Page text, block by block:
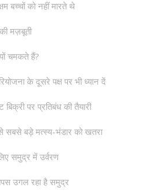
बच्चों को नहीं मारते थे
मज़बूती
चमकते हैं?
के दूसरे पक्ष पर भी ध्यान दें
पर प्रतिबंध की तैयारी
सबसे बड़े मत्स्य-भंडार को खतरा
समुद्र में उर्वरण
उगल रहा है समुद्र